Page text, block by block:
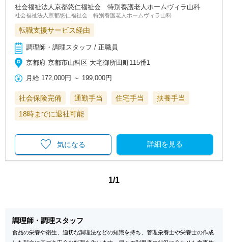
社会福祉法人京都悠仁福祉会 特別養護老人ホームヴィラ山科
社会福祉法人京都悠仁福祉会 特別養護老人ホームヴィラ山科
転職支援サービス経由
調理師・調理スタッフ / 正職員
京都府 京都市山科区 大宅御所田町115番1
月給 172,000円 ～ 199,000円
社会保険完備 通勤手当 住宅手当
扶養手当
18時までに退社可能
詳細を見る
気になる
1/1
調理師・調理スタッフ
食品の栄養や衛生、適切な調理法などの知識を持ち、管理栄養士や栄養士の作成